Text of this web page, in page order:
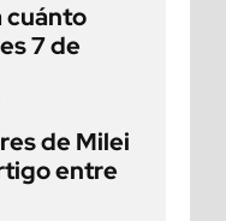
cuánto
7 de
de Milei
entre